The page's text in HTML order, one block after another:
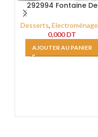
292994 Fontaine De
Desserts,
0,000DT
AJOUTER AU PANIER